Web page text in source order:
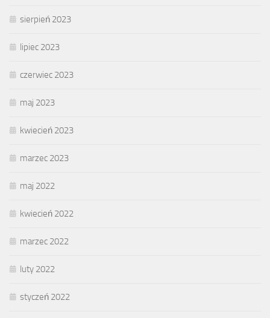
sierpień 2023
lipiec 2023
czerwiec 2023
maj 2023
kwiecień 2023
marzec 2023
maj 2022
kwiecień 2022
marzec 2022
luty 2022
styczeń 2022